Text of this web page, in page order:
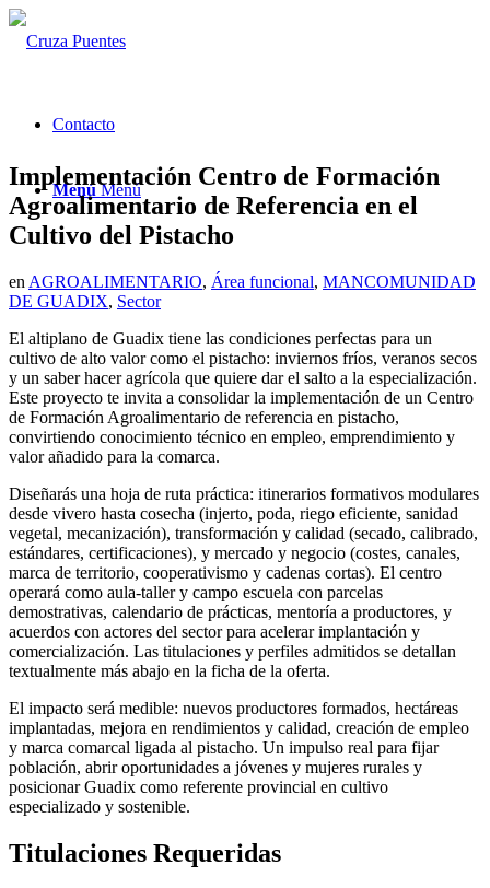
Contacto
Menú Menú
Implementación Centro de Formación
Agroalimentario de Referencia en el
Cultivo del Pistacho
en AGROALIMENTARIO, Área funcional, MANCOMUNIDAD
DE GUADIX, Sector
El altiplano de Guadix tiene las condiciones perfectas para un
cultivo de alto valor como el pistacho: inviernos fríos, veranos secos
y un saber hacer agrícola que quiere dar el salto a la especialización.
Este proyecto te invita a consolidar la implementación de un Centro
de Formación Agroalimentario de referencia en pistacho,
convirtiendo conocimiento técnico en empleo, emprendimiento y
valor añadido para la comarca.
Diseñarás una hoja de ruta práctica: itinerarios formativos modulares
desde vivero hasta cosecha (injerto, poda, riego eficiente, sanidad
vegetal, mecanización), transformación y calidad (secado, calibrado,
estándares, certificaciones), y mercado y negocio (costes, canales,
marca de territorio, cooperativismo y cadenas cortas). El centro
operará como aula-taller y campo escuela con parcelas
demostrativas, calendario de prácticas, mentoría a productores, y
acuerdos con actores del sector para acelerar implantación y
comercialización. Las titulaciones y perfiles admitidos se detallan
textualmente más abajo en la ficha de la oferta.
El impacto será medible: nuevos productores formados, hectáreas
implantadas, mejora en rendimientos y calidad, creación de empleo
y marca comarcal ligada al pistacho. Un impulso real para fijar
población, abrir oportunidades a jóvenes y mujeres rurales y
posicionar Guadix como referente provincial en cultivo
especializado y sostenible.
Titulaciones Requeridas